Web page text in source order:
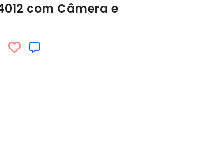
com Câmera e